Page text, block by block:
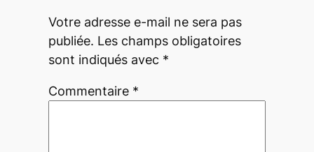
Votre adresse e-mail ne sera pas
publiée. Les champs obligatoires
sont indiqués avec *
Commentaire *